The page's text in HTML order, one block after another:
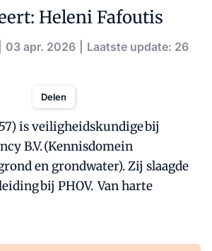
Heleni Fafoutis
03 apr. 2026
Laatste update: 26
Delen
is veiligheidskundige bij
B.V. (Kennisdomein
en grondwater). Zij slaagde
bij PHOV. Van harte